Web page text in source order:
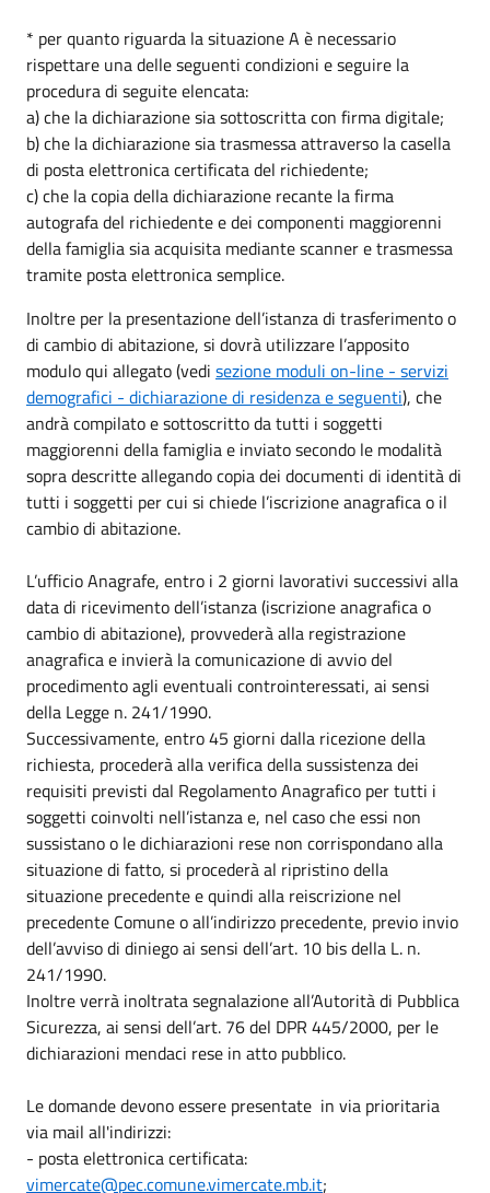
* per quanto riguarda la situazione A è necessario
rispettare una delle seguenti condizioni e seguire la
procedura di seguite elencata:
a) che la dichiarazione sia sottoscritta con firma digitale;
b) che la dichiarazione sia trasmessa attraverso la casella
di posta elettronica certificata del richiedente;
c) che la copia della dichiarazione recante la firma
autografa del richiedente e dei componenti maggiorenni
della famiglia sia acquisita mediante scanner e trasmessa
tramite posta elettronica semplice.
Inoltre per la presentazione dell’istanza di trasferimento o
di cambio di abitazione, si dovrà utilizzare l’apposito
modulo qui allegato (vedi sezione moduli on-line - servizi
demografici - dichiarazione di residenza e seguenti), che
andrà compilato e sottoscritto da tutti i soggetti
maggiorenni della famiglia e inviato secondo le modalità
sopra descritte allegando copia dei documenti di identità di
tutti i soggetti per cui si chiede l’iscrizione anagrafica o il
cambio di abitazione.
L’ufficio Anagrafe, entro i 2 giorni lavorativi successivi alla
data di ricevimento dell’istanza (iscrizione anagrafica o
cambio di abitazione), provvederà alla registrazione
anagrafica e invierà la comunicazione di avvio del
procedimento agli eventuali controinteressati, ai sensi
della Legge n. 241/1990.
Successivamente, entro 45 giorni dalla ricezione della
richiesta, procederà alla verifica della sussistenza dei
requisiti previsti dal Regolamento Anagrafico per tutti i
soggetti coinvolti nell’istanza e, nel caso che essi non
sussistano o le dichiarazioni rese non corrispondano alla
situazione di fatto, si procederà al ripristino della
situazione precedente e quindi alla reiscrizione nel
precedente Comune o all’indirizzo precedente, previo invio
dell’avviso di diniego ai sensi dell’art. 10 bis della L. n.
241/1990.
Inoltre verrà inoltrata segnalazione all’Autorità di Pubblica
Sicurezza, ai sensi dell’art. 76 del DPR 445/2000, per le
dichiarazioni mendaci rese in atto pubblico.
Le domande devono essere presentate in via prioritaria
via mail all'indirizzi:
- posta elettronica certificata:
vimercate@pec.comune.vimercate.mb.it;